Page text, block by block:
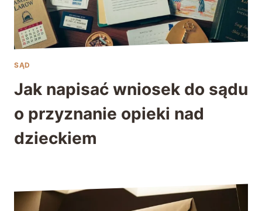
SĄD
Jak napisać wniosek do sądu
o przyznanie opieki nad
dzieckiem